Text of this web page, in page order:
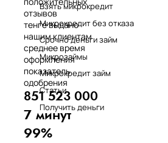
Взять микрокредит
Микрокредит без отказа
Срочно деньги займ
Микрозаймы
Микрокредит займ
Статьи
Получить деньги
отзывов
тенге выдано
нашим клиентам
среднее время
оформления
показатель
одобрения
851 523 000
7 минут
99%